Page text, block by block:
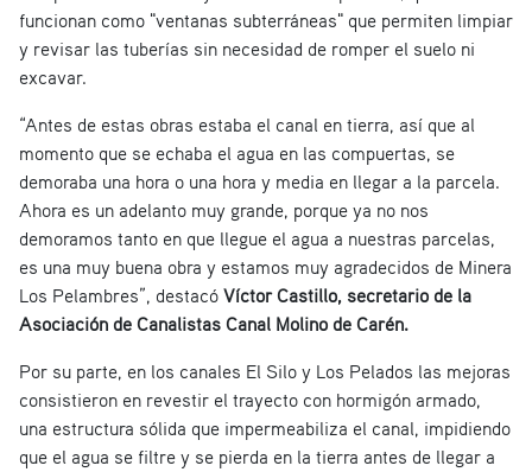
funcionan como "ventanas subterráneas" que permiten limpiar
y revisar las tuberías sin necesidad de romper el suelo ni
excavar.
“Antes de estas obras estaba el canal en tierra, así que al
momento que se echaba el agua en las compuertas, se
demoraba una hora o una hora y media en llegar a la parcela.
Ahora es un adelanto muy grande, porque ya no nos
demoramos tanto en que llegue el agua a nuestras parcelas,
es una muy buena obra y estamos muy agradecidos de Minera
Los Pelambres”, destacó Víctor Castillo, secretario de la
Asociación de Canalistas Canal Molino de Carén.
Por su parte, en los canales El Silo y Los Pelados las mejoras
consistieron en revestir el trayecto con hormigón armado,
una estructura sólida que impermeabiliza el canal, impidiendo
que el agua se filtre y se pierda en la tierra antes de llegar a